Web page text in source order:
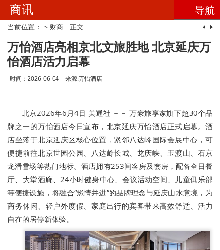
商讯 导航
当前位置： > 财商 - 正文
万怡酒店亮相京北文旅胜地 北京延庆万
怡酒店活力启幕
时间：2026-06-04 来源:万怡酒店
北京2026年6月4日 美通社 －－ 万豪旅享家旗下超30个品
牌之一的万怡酒店今日宣布，北京延庆万怡酒店正式启幕。酒
店坐落于北京延庆区核心位置，紧邻八达岭国际会展中心，可
便捷前往北京世园公园、八达岭长城、龙庆峡、玉渡山、石京
龙滑雪场等热门地标。酒店拥有253间客房及套房，配备全日餐
厅、大堂酒廊、24小时健身中心、会议活动空间、儿童俱乐部
等便捷设施，将融合“燃情并进”的品牌理念与延庆山水意境，为
商务休闲、轻户外度假、家庭出行的宾客带来高效舒适、活力
自在的居停新体验。